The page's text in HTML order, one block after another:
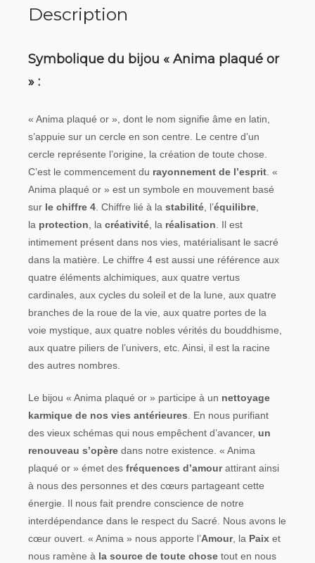
or
composants
Description
Symbolique du bijou « Anima plaqué or
» :
« Anima plaqué or », dont le nom signifie âme en latin,
s’appuie sur un cercle en son centre. Le centre d’un
cercle représente l’origine, la création de toute chose.
C’est le commencement du rayonnement de l’esprit . «
Anima plaqué or » est un symbole en mouvement basé
sur le chiffre 4 . Chiffre lié à la stabilité , l’équilibre
la protection , la créativité , la réalisation . Il est
intimement présent dans nos vies, matérialisant le sacré
dans la matière. Le chiffre 4 est aussi une référence aux
quatre éléments alchimiques, aux quatre vertus
cardinales, aux cycles du soleil et de la lune, aux quatre
branches de la roue de la vie, aux quatre portes de la
voie mystique, aux quatre nobles vérités du bouddhisme,
aux quatre piliers de l’univers, etc. Ainsi, il est la racine
des autres nombres.
Le bijou « Anima plaqué or » participe à un nettoyage
karmique de nos vies antérieures. En nous purifiant
des vieux schémas qui nous empêchent d’avancer, un
renouveau s’opère dans notre existence. « Anima
plaqué or » émet des fréquences d’amourattirant ainsi
à nous des personnes et des cœurs partageant cette
énergie. Il nous fait prendre conscience de notre
interdépendance dans le respect du Sacré. Nous avons le
cœur ouvert. « Anima » nous apporte l’Amour, la Paix et
nous ramène à la source de toute chose tout en nous